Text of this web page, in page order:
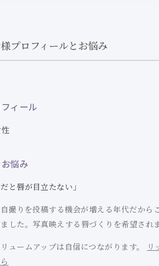
プロフィールとお悩み
ィール
悩み
だと唇が目立たない」
撮りを投稿する機会が増える年代だから
した。写真映えする唇づくりを希望され
ュームアップは自信につながります。
リ